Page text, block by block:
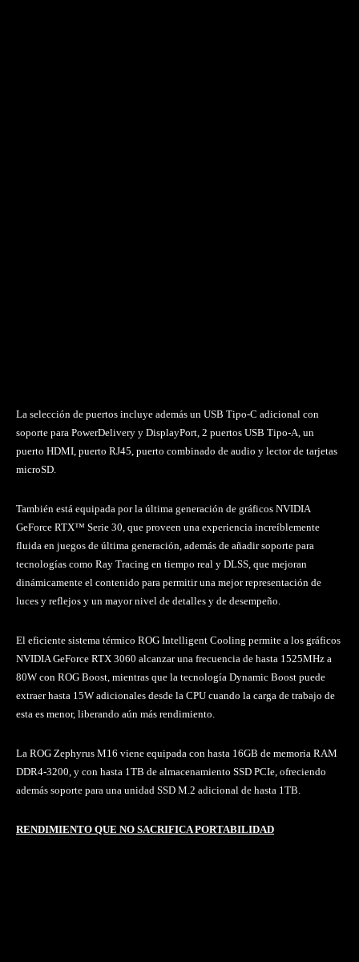
La selección de puertos incluye además un USB Tipo-C adicional con
soporte para PowerDelivery y DisplayPort, 2 puertos USB Tipo-A, un
puerto HDMI, puerto RJ45, puerto combinado de audio y lector de tarjetas
microSD.
También está equipada por la última generación de gráficos NVIDIA
GeForce RTX™ Serie 30, que proveen una experiencia increíblemente
fluida en juegos de última generación, además de añadir soporte para
tecnologías como Ray Tracing en tiempo real y DLSS, que mejoran
dinámicamente el contenido para permitir una mejor representación de
luces y reflejos y un mayor nivel de detalles y de desempeño.
El eficiente sistema térmico ROG Intelligent Cooling permite a los gráficos
NVIDIA GeForce RTX 3060 alcanzar una frecuencia de hasta 1525MHz a
80W con ROG Boost, mientras que la tecnología Dynamic Boost puede
extraer hasta 15W adicionales desde la CPU cuando la carga de trabajo de
esta es menor, liberando aún más rendimiento.
La ROG Zephyrus M16 viene equipada con hasta 16GB de memoria RAM
DDR4-3200, y con hasta 1TB de almacenamiento SSD PCIe, ofreciendo
además soporte para una unidad SSD M.2 adicional de hasta 1TB.
RENDIMIENTO QUE NO SACRIFICA PORTABILIDAD